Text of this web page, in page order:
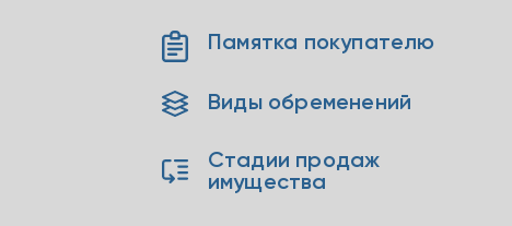
Памятка покупателю
Виды обременений
Стадии продаж
имущества